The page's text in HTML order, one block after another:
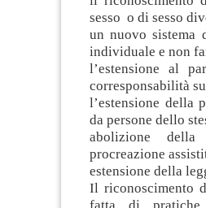
sesso o di sesso
un nuovo
individuale e non
l’estensione al
corresponsabilità
l’estensione della
da persone dello
abolizione
procreazione
estensione della
Il riconoscimento